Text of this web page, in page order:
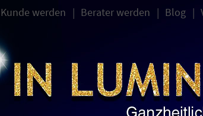
Kunde werden Berater werden Blog